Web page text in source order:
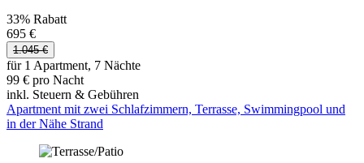
33% Rabatt
695 €
1.045 €
für 1 Apartment, 7 Nächte
99 € pro Nacht
inkl. Steuern & Gebühren
Apartment mit zwei Schlafzimmern, Terrasse, Swimmingpool und
in der Nähe Strand